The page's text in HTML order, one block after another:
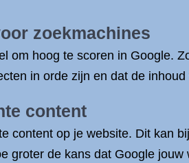
zoekmachines
om hoog te scoren in Google.
in orde zijn en dat de
content
content op je website. Dit kan
groter de kans dat Google